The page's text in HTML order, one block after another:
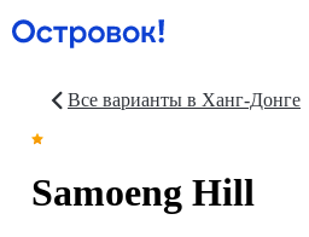
Все варианты в Ханг-Донге
Samoeng Hill